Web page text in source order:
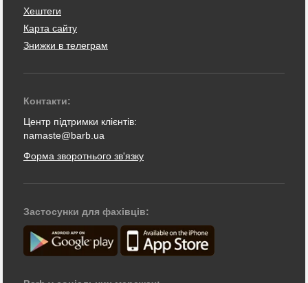
Хештеги
Карта сайту
Знижки в телеграм
Контакти:
Центр підтримки клієнтів:
namaste@barb.ua
Форма зворотнього зв'язку
Застосунки для фахівців: